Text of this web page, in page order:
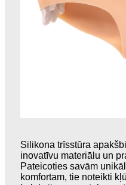
Silikona trīsstūra
inovatīvu materiālu un
Pateicoties savām
komfortam, tie noteikti